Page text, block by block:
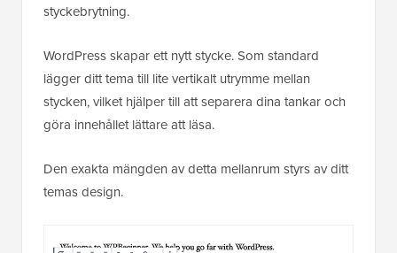
styckebrytning.
WordPress skapar ett nytt stycke. Som standard
lägger ditt tema till lite vertikalt utrymme mellan
stycken, vilket hjälper till att separera dina tankar och
göra innehållet lättare att läsa.
Den exakta mängden av detta mellanrum styrs av ditt
temas design.